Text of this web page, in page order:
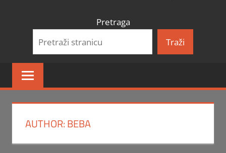
Pretraga
Traži
AUTHOR:BEBA